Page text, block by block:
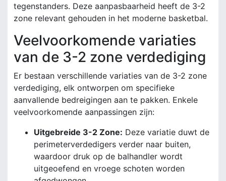
tegenstanders. Deze aanpasbaarheid heeft de 3-2
zone relevant gehouden in het moderne basketbal.
Veelvoorkomende variaties
van de 3-2 zone verdediging
Er bestaan verschillende variaties van de 3-2 zone
verdediging, elk ontworpen om specifieke
aanvallende bedreigingen aan te pakken. Enkele
veelvoorkomende aanpassingen zijn:
Uitgebreide 3-2 Zone: Deze variatie duwt de
perimeterverdedigers verder naar buiten,
waardoor druk op de balhandler wordt
uitgeoefend en vroege schoten worden